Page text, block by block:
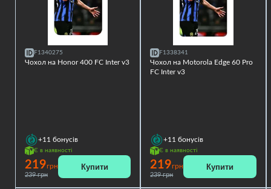
F1340275
Чохол на Honor 400 FC Inter v3
+11 бонусів
Є в наявності
219грн
239 грн
Купити
F1338341
Чохол на Motorola Edge 60 Pro
FC Inter v3
+11 бонусів
Є в наявності
219грн
239 грн
Купити